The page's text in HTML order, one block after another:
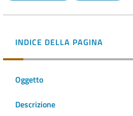
INDICE DELLA PAGINA
Oggetto
Descrizione